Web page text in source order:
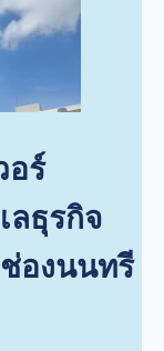
อร์
ลธุรกิจ
ช่องนนทรี